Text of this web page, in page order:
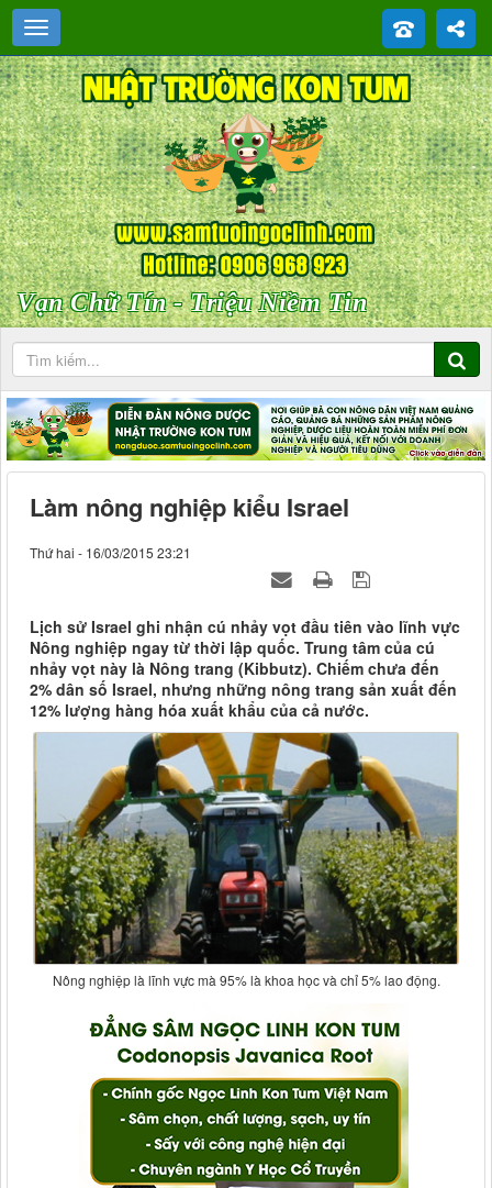
Vạn Chữ Tín - Triệu Niềm Tin
Làm nông nghiệp kiểu Israel
Thứ hai - 16/03/2015 23:21
Lịch sử Israel ghi nhận cú nhảy vọt đầu tiên vào lĩnh vực
Nông nghiệp ngay từ thời lập quốc. Trung tâm của cú
nhảy vọt này là Nông trang (Kibbutz). Chiếm chưa đến
2% dân số Israel, nhưng những nông trang sản xuất đến
12% lượng hàng hóa xuất khẩu của cả nước.
Nông nghiệp là lĩnh vực mà 95% là khoa học và chỉ 5% lao động.